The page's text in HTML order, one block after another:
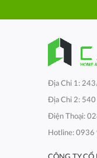
Địa Chỉ 1:
Địa Chỉ 2: 540
Điện Thoại:
Hotline: